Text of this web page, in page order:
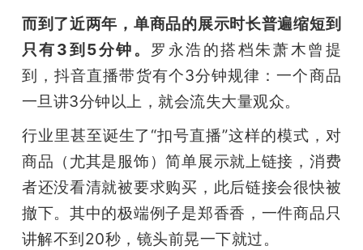
而到了近两年，单商品的展示时长普遍缩短到
只有3到5分钟。 罗永浩的搭档朱萧木曾提
到，抖音直播带货有个3分钟规律：一个商品
一旦讲3分钟以上，就会流失大量观众。
行业里甚至诞生了“扣号直播”这样的模式，对
商品（尤其是服饰）简单展示就上链接，消费
者还没看清就被要求购买，此后链接会很快被
撤下。其中的极端例子是郑香香，一件商品只
讲解不到20秒，镜头前晃一下就过。